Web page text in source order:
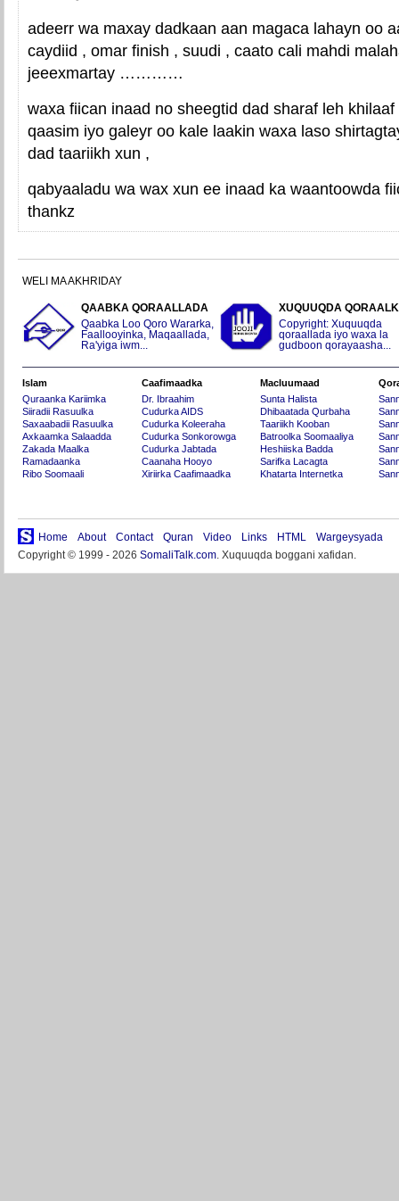
adeerr wa maxay dadkaan aan magaca lahayn oo
caydiid , omar finish , suudi , caato cali mahdi
jeeexmartay …………
waxa fiican inaad no sheegtid dad sharaf leh
qaasim iyo galeyr oo kale laakin waxa laso
dad taariikh xun ,
qabyaaladu wa wax xun ee inaad ka waantoowda
thankz
WELI MA AKHRIDAY
QAABKA QORAALLADA
Qaabka Loo Qoro Wararka,
Faallooyinka, Maqaallada,
Ra'yiga iwm...
XUQUUQDA
Copyright: Xuquuqda
qoraallada iyo waxa la
gudboon qorayaasha...
Islam
Quraanka Kariimka
Siiradii Rasuulka
Saxaabadii Rasuulka
Axkaamka Salaadda
Zakada Maalka
Ramadaanka
Ribo Soomaali
Caafimaadka
Dr. Ibraahim
Cudurka AIDS
Cudurka Koleeraha
Cudurka Sonkorowga
Cudurka Jabtada
Caanaha Hooyo
Xiriirka Caafimaadka
Macluumaad
Sunta Halista
Dhibaatada Qurbaha
Taariikh Kooban
Batroolka Soomaaliya
Heshiiska Badda
Sarifka Lacagta
Khatarta Internetka
Home About Contact Quran Video Links HTML
Wargeysyada
Copyright © 1999 - 2026 SomaliTalk.com. Xuquuqda boggani xafidan.